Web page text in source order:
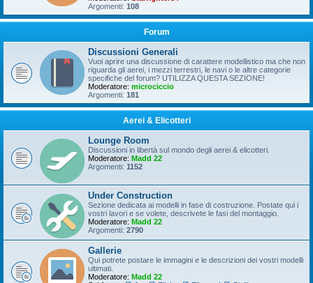
Argomenti: 108
Forum
Discussioni Generali
Vuoi aprire una discussione di carattere modellistico ma che non
riguarda gli aerei, i mezzi terrestri, le navi o le altre categorie
specifiche del forum? UTILIZZA QUESTA SEZIONE!
Moderatore: microciccio
Argomenti: 181
Aerei & Elicotteri
Lounge Room
Discussioni in libertà sul mondo degli aerei & elicotteri.
Moderatore: Madd 22
Argomenti: 1152
Under Construction
Sezione dedicata ai modelli in fase di costruzione. Postate qui i
vostri lavori e se volete, descrivete le fasi del montaggio.
Moderatore: Madd 22
Argomenti: 2790
Gallerie
Qui potrete postare le immagini e le descrizioni dei vostri modelli
ultimati.
Moderatore: Madd 22